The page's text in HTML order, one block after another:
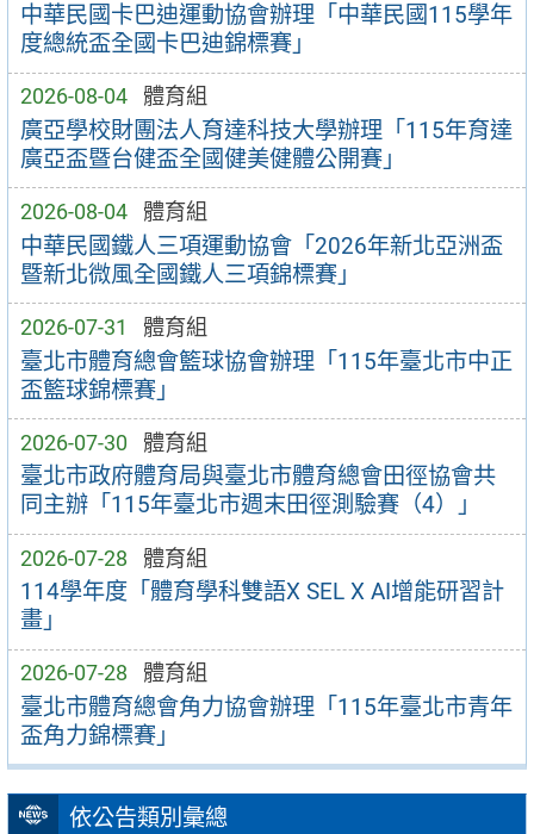
中華民國卡巴迪運動協會辦理「中華民國115學年
度總統盃全國卡巴迪錦標賽」
2026-08-04 體育組
廣亞學校財團法人育達科技大學辦理「115年育達
廣亞盃暨台健盃全國健美健體公開賽」
2026-08-04 體育組
中華民國鐵人三項運動協會「2026年新北亞洲盃
暨新北微風全國鐵人三項錦標賽」
2026-07-31 體育組
臺北市體育總會籃球協會辦理「115年臺北市中正
盃籃球錦標賽」
2026-07-30 體育組
臺北市政府體育局與臺北市體育總會田徑協會共
同主辦「115年臺北市週末田徑測驗賽（4）」
2026-07-28 體育組
114學年度「體育學科雙語X SEL X AI增能研習計
畫」
2026-07-28 體育組
臺北市體育總會角力協會辦理「115年臺北市青年
盃角力錦標賽」
依公告類別彙總